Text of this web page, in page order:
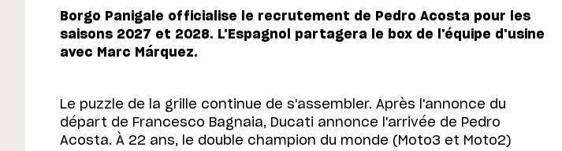
Borgo Panigale officialise le recrutement de Pedro Acosta pour les
saisons 2027 et 2028. L'Espagnol partagera le box de l'équipe d'usine
avec Marc Márquez.
Le puzzle de la grille continue de s'assembler. Après l'annonce du
départ de Francesco Bagnaia, Ducati annonce l'arrivée de Pedro
Acosta. À 22 ans, le double champion du monde (Moto3 et Moto2)